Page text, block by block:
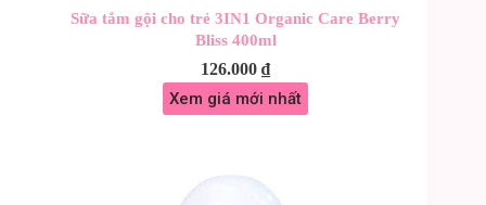
Sữa tắm gội cho trẻ 3IN1 Organic Care Berry
Bliss 400ml
126.000₫
Xem giá mới nhất